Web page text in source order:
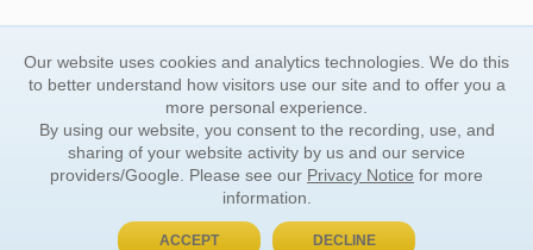
Our website uses cookies and analytics technologies. We do this
to better understand how visitors use our site and to offer you a
more personal experience.
By using our website, you consent to the recording, use, and
sharing of your website activity by us and our service
providers/Google. Please see our Privacy Notice for more
information.
ACCEPT DECLINE